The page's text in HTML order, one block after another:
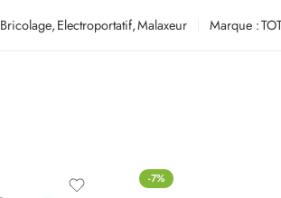
Bricolage,Electroportatif,Malaxeur Marque :
-7%